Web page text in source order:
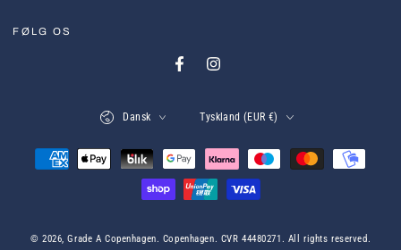
mail
FØLG OS
FacebookInstagram
© 2026,Grade A Copenhagen. Copenhagen. CVR 44480271. All rights reserved.
Dansk
Tyskland (EUR €)
Betalingsmetoder